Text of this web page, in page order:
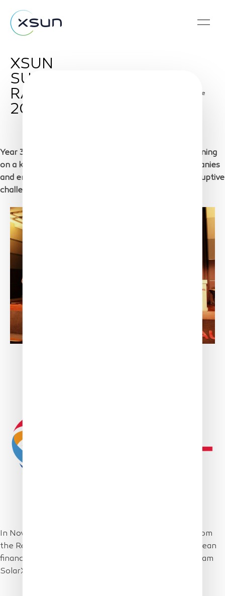
XSUN
SUCCESSFULLY
RAISED 1.4 M€ IN
2018
Share
Year 3 for XSun. The company starts a new year leaning
on a key stage : a fundraising of 1.4 M€. Major companies
and entrepreneurs have gathered to foster the disruptive
challenge of XSun : building solar powered drones.
In November 2018, XSun received the agreement from
the Région Pays de Loire to be eligible for the European
financial Support FEDER of 500k€ for its first program
SolarXOne.